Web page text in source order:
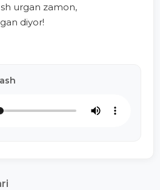
urgan zamon,
diyor!